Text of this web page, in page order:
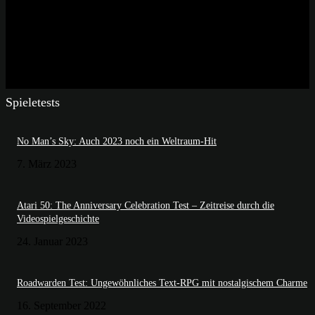
Spieletests
No Man’s Sky: Auch 2023 noch ein Weltraum-Hit
Atari 50: The Anniversary Celebration Test – Zeitreise durch die
Videospielgeschichte
Roadwarden Test: Ungewöhnliches Text-RPG mit nostalgischem Charme